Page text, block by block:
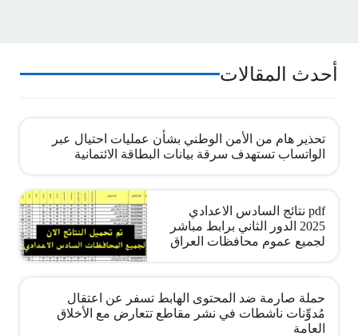
أحدث المقالات
تحذير هام من الأمن الوطني بشأن عمليات احتيال عبر
الواتساب تستهدف سرقة بيانات البطاقة الائتمانية
pdf نتائج السادس الاعدادي
2025 الدور الثاني برابط مباشر
لجميع عموم محافظات العراق
حملة صارمة ضد المحتوى الهابط تسفر عن اعتقال
مُدوِّنات ناشطات في نشر مقاطع تتعارض مع الأخلاق
العامة